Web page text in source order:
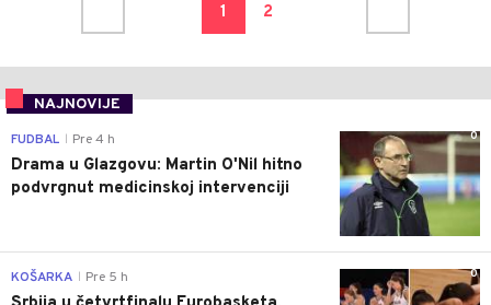
1 2
NAJNOVIJE
0
FUDBAL Pre 4 h
Drama u Glazgovu: Martin O'Nil hitno
podvrgnut medicinskoj intervenciji
0
KOŠARKA Pre 5 h